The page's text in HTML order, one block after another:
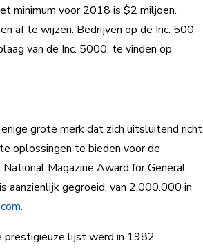
minimum voor 2018 is $2 miljoen.
af te wijzen. Bedrijven op de Inc. 500
van de Inc. 5000, te vinden op
grote merk dat zich uitsluitend richt
oplossingen te bieden voor de
Magazine Award for General
gegroeid, van 2.000.000 in
prestigieuze lijst werd in 1982